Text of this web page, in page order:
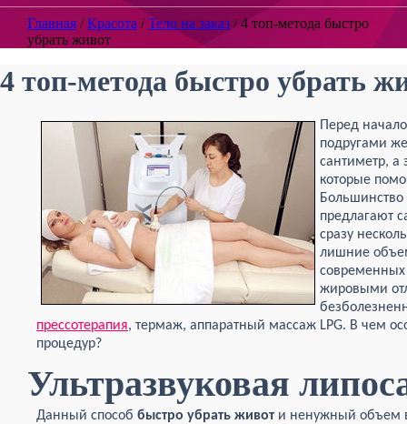
Главная /Красота /Тело на заказ /4 топ-метода быстро
убрать живот
4 топ-метода быстро убрать
Перед
подругами
сантиметр, а
которые
предлагают
сразу
лишние
современных
жировыми
прессотерапия, термаж, аппаратный массаж LPG. В чем
процедур?
Ультразвуковая
Данный способ быстро убрать животи ненужный объем в